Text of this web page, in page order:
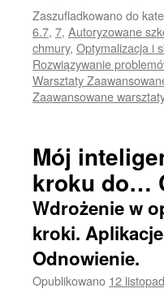
Zaszufladkowano do
6.7, 7, Autoryzowane
chmury, Optymalizacja i
Rozwiązywanie
Warsztaty
Zaawansowane
Mój
kroku do…
Wdrożenie w
kroki.
Odnowienie.
Opublikowano 12